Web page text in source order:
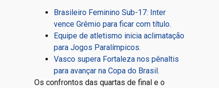
Brasileiro Feminino Sub-17: Inter
vence Grêmio para ficar com título.
Equipe de atletismo inicia aclimatação
para Jogos Paralímpicos.
Vasco supera Fortaleza nos pênaltis
para avançar na Copa do Brasil.
Os confrontos das quartas de final e o